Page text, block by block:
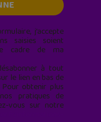
j’accepte
saisies soient
cadre de ma
à tout
le lien en bas de
obtenir plus
pratiques de
vous sur notre